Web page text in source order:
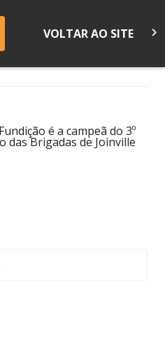
VOLTAR AO SITE keyboard_arrow_right
é a campeã do 3º
das Brigadas de Joinville